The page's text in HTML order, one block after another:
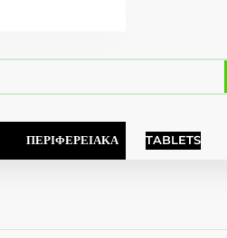
ΠΕΡΙΦΕΡΕΙΑΚΆ TABLETS